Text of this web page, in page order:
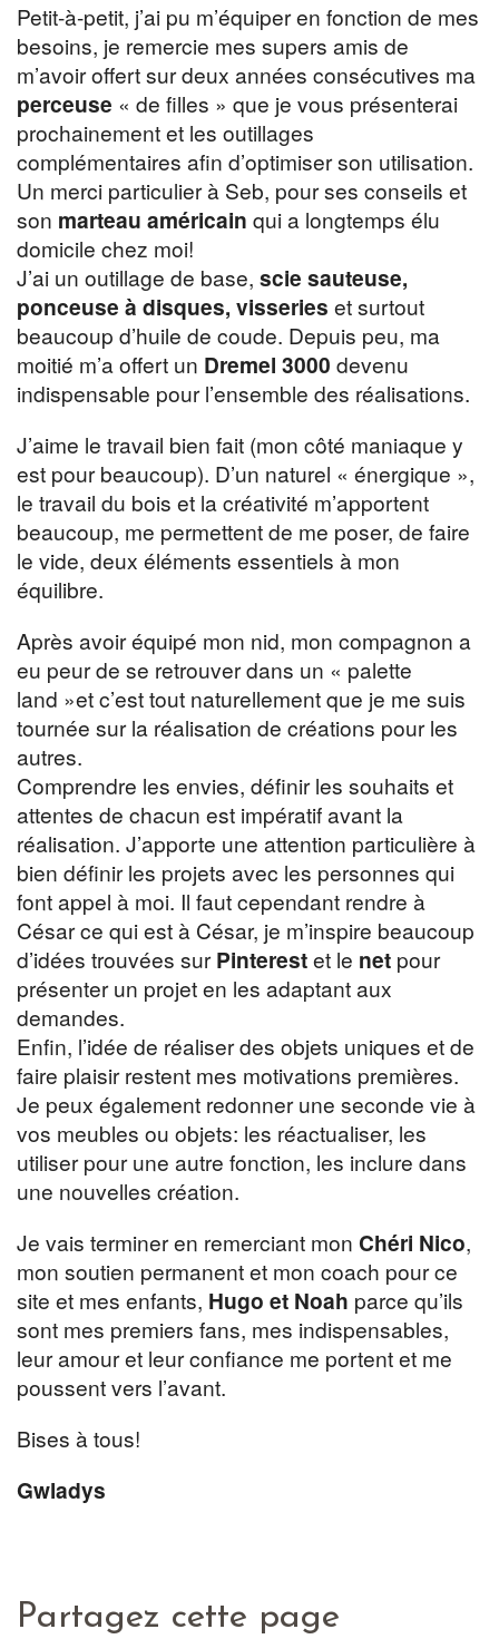
Petit-à-petit, j’ai pu m’équiper en fonction de mes
besoins, je remercie mes supers amis de
m’avoir offert sur deux années consécutives ma
perceuse « de filles » que je vous présenterai
prochainement et les outillages
complémentaires afin d’optimiser son utilisation.
Un merci particulier à Seb, pour ses conseils et
son marteau américain qui a longtemps élu
domicile chez moi!
J’ai un outillage de base, scie sauteuse,
ponceuse à disques, visseries et surtout
beaucoup d’huile de coude. Depuis peu, ma
moitié m’a offert un Dremel 3000 devenu
indispensable pour l’ensemble des réalisations.
J’aime le travail bien fait (mon côté maniaque y
est pour beaucoup). D’un naturel « énergique »,
le travail du bois et la créativité m’apportent
beaucoup, me permettent de me poser, de faire
le vide, deux éléments essentiels à mon
équilibre.
Après avoir équipé mon nid, mon compagnon a
eu peur de se retrouver dans un « palette
land »et c’est tout naturellement que je me suis
tournée sur la réalisation de créations pour les
autres.
Comprendre les envies, définir les souhaits et
attentes de chacun est impératif avant la
réalisation. J’apporte une attention particulière à
bien définir les projets avec les personnes qui
font appel à moi. Il faut cependant rendre à
César ce qui est à César, je m’inspire beaucoup
d’idées trouvées surPinterestet le net pour
présenter un projet en les adaptant aux
demandes.
Enfin, l’idée de réaliser des objets uniques et de
faire plaisir restent mes motivations premières.
Je peux également redonner une seconde vie à
vos meubles ou objets: les réactualiser, les
utiliser pour une autre fonction, les inclure dans
une nouvelles création.
Je vais terminer en remerciant mon Chéri Nico,
mon soutien permanent et mon coach pour ce
site et mes enfants, Hugo et Noah parce qu’ils
sont mes premiers fans, mes indispensables,
leur amour et leur confiance me portent et me
poussent vers l’avant.
Bises à tous!
Gwladys
Partagez cette page